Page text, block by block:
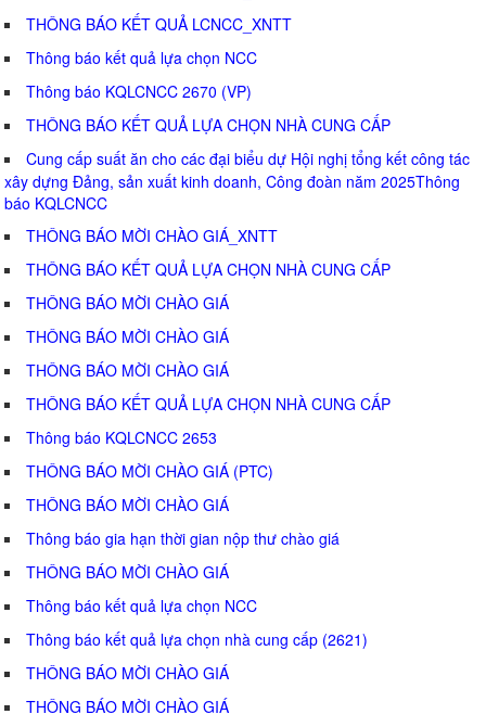
THÔNG BÁO KẾT QUẢ LCNCC_XNTT
Thông báo kết quả lựa chọn NCC
Thông báo KQLCNCC 2670 (VP)
THÔNG BÁO KẾT QUẢ LỰA CHỌN NHÀ CUNG CẤP
Cung cấp suất ăn cho các đại biểu dự Hội nghị tổng kết công tác
xây dựng Đảng, sản xuất kinh doanh, Công đoàn năm 2025Thông
báo KQLCNCC
THÔNG BÁO MỜI CHÀO GIÁ_XNTT
THÔNG BÁO KẾT QUẢ LỰA CHỌN NHÀ CUNG CẤP
THÔNG BÁO MỜI CHÀO GIÁ
THÔNG BÁO MỜI CHÀO GIÁ
THÔNG BÁO MỜI CHÀO GIÁ
THÔNG BÁO KẾT QUẢ LỰA CHỌN NHÀ CUNG CẤP
Thông báo KQLCNCC 2653
THÔNG BÁO MỜI CHÀO GIÁ (PTC)
THÔNG BÁO MỜI CHÀO GIÁ
Thông báo gia hạn thời gian nộp thư chào giá
THÔNG BÁO MỜI CHÀO GIÁ
Thông báo kết quả lựa chọn NCC
Thông báo kết quả lựa chọn nhà cung cấp (2621)
THÔNG BÁO MỜI CHÀO GIÁ
THÔNG BÁO MỜI CHÀO GIÁ